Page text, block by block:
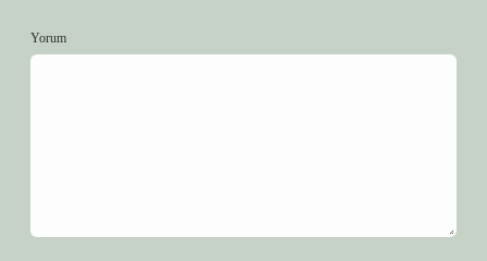
Yorum